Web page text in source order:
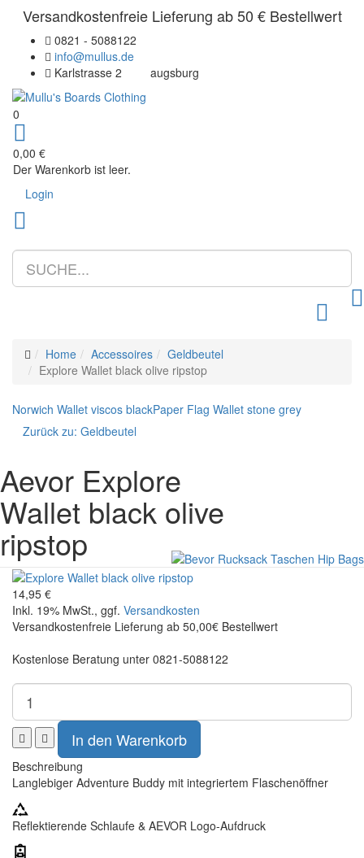
Versandkostenfreie Lieferung ab 50 € Bestellwert
0821 - 5088122
info@mullus.de
Karlstrasse 2
augsburg
0
0,00 €
Der Warenkorb ist leer.
Login
Toggle
Home Accessoires
Geldbeutel
Explore Wallet black olive ripstop
Norwich Wallet viscos blackPaper Flag Wallet stone grey
Zurück zu: Geldbeutel
Aevor Explore
Wallet black olive
ripstop
14,95 €
Inkl. 19% MwSt., ggf. Versandkosten
Versandkostenfreie Lieferung ab 50,00€ Bestellwert
Kostenlose Beratung unter 0821-5088122
Beschreibung
Langlebiger Adventure Buddy mit integriertem Flaschenöffner
Reflektierende Schlaufe & AEVOR Logo-Aufdruck